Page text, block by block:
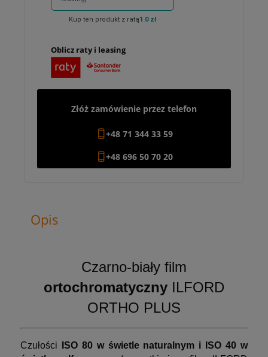
Kup ten produkt z ratą1.0 zł
Oblicz raty i leasing
Złóż zamówienie przez telefon
+48 71 344 33 59
+48 696 50 70 20
Opis
Czarno-biały film
ortochromatyczny ILFORD
ORTHO PLUS
Czułości
ISO 80 w świetle naturalnym i ISO 40 w